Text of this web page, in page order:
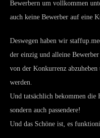
Bewerbern um vollkommen
auch keine Bewerber auf eine
Deswegen haben wir
der einzig und alleine
von der Konkurrenz
werden.
Und tatsächlich bekommen die
sondern auch passendere!
Und das Schöne ist, es